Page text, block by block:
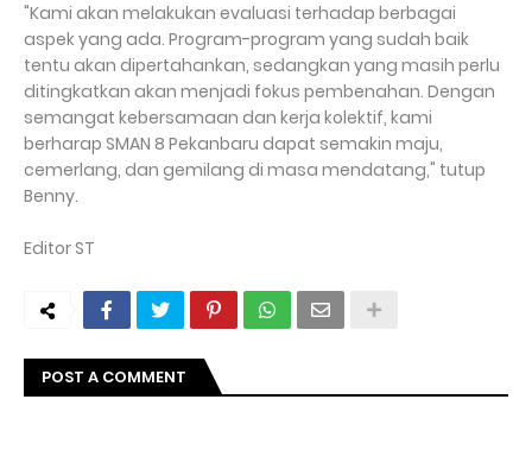
"Kami akan melakukan evaluasi terhadap berbagai
aspek yang ada. Program-program yang sudah baik
tentu akan dipertahankan, sedangkan yang masih perlu
ditingkatkan akan menjadi fokus pembenahan. Dengan
semangat kebersamaan dan kerja kolektif, kami
berharap SMAN 8 Pekanbaru dapat semakin maju,
cemerlang, dan gemilang di masa mendatang," tutup
Benny.
Editor ST
POST A COMMENT